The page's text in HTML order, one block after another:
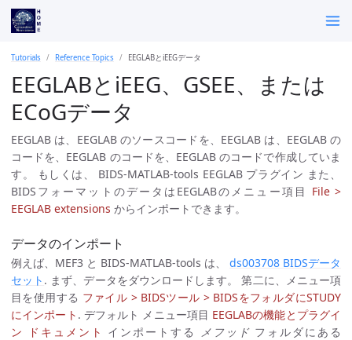
Tutorials Reference Topics EEGLABとiEEGデータ
EEGLABとiEEG、GSEE、または
ECoGデータ
EEGLAB は、EEGLAB のソースコードを、EEGLAB は、EEGLAB の
コードを、EEGLAB のコードを、EEGLAB のコードで作成していま
す。 もしくは、 BIDS-MATLAB-tools EEGLAB プラグイン また、
BIDSフォーマットのデータはEEGLABのメニュー項目 File >
EEGLAB extensions からインポートできます。
データのインポート
例えば、MEF3 と BIDS-MATLAB-tools は、 ds003708 BIDSデータ
セット . まず、データをダウンロードします。 第二に、メニュー項
目を使用する ファイル > BIDSツール > BIDSをフォルダにSTUDY
にインポート . デフォルト メニュー項目 EEGLABの機能とプラグイ
ン ドキュメント インポートする メフッド フォルダにある